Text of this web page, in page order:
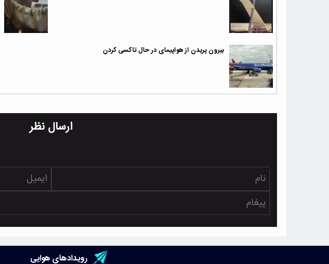
بیرون پریدن از هواپیمای در حال تاکسی کردن
ارسال نظر
رویدادهای هوایی